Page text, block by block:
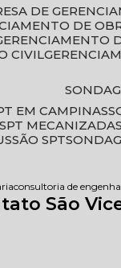
DE
DE
GERENCIAMENTO
CIVIL
EM CAMPINAS
SPT MECANIZADA
SPT
consultoria de
São